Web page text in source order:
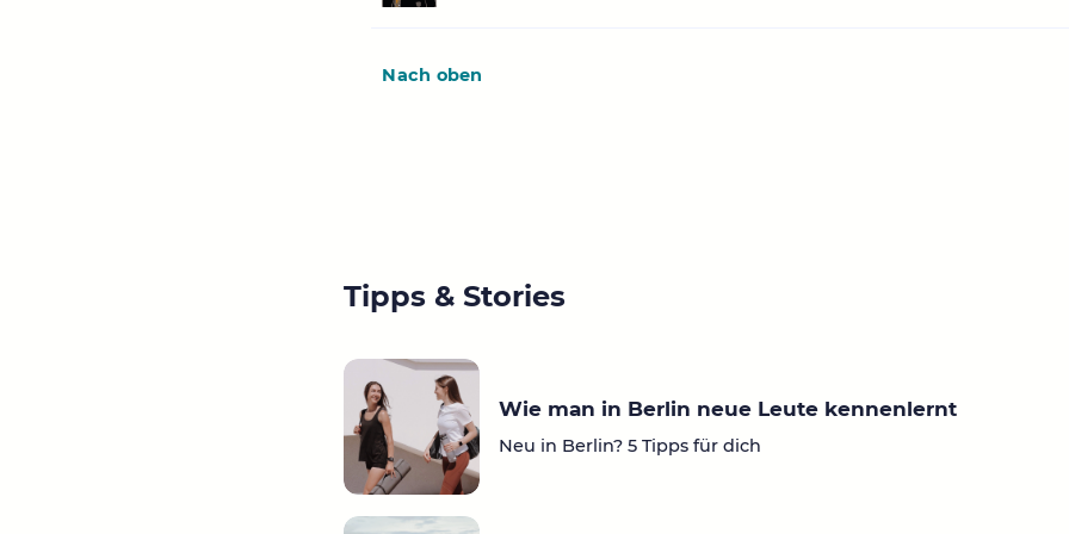
Nach oben
Tipps & Stories
Wie man in Berlin neue Leute kennenlernt
Neu in Berlin? 5 Tipps für dich